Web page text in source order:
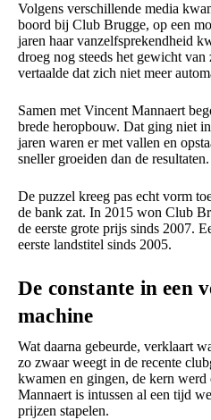
Volgens verschillende media
boord bij Club Brugge, op een
jaren haar vanzelfsprekendheid
droeg nog steeds het gewicht van
vertaalde dat zich niet meer
Samen met Vincent Mannaert
brede heropbouw. Dat ging niet
jaren waren er met vallen en
sneller groeiden dan de resultaten.
De puzzel kreeg pas echt vorm
de bank zat. In 2015 won Club
de eerste grote prijs sinds 2007.
eerste landstitel sinds 2005.
De constante in een
machine
Wat daarna gebeurde, verklaart
zo zwaar weegt in de recente
kwamen en gingen, de kern werd
Mannaert is intussen al een tijd
prijzen stapelen.